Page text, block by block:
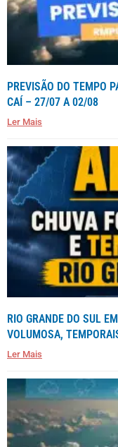
PREVISÃO DO TEMPO
CAÍ – 27/07 A 02/08
Ler Mais
RIO GRANDE DO SUL
VOLUMOSA,
Ler Mais